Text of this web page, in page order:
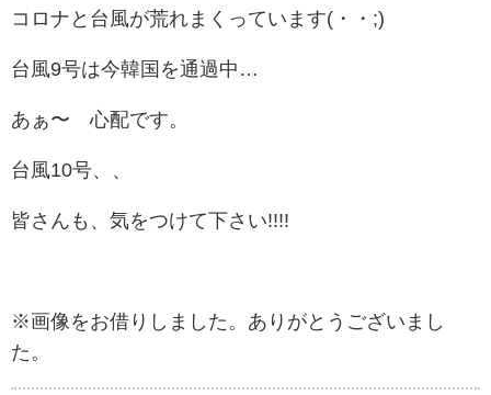
コロナと台風が荒れまくっています(・・;)
台風9号は今韓国を通過中…
あぁ〜 心配です。
台風10号、、
皆さんも、気をつけて下さい!!!!
※画像をお借りしました。ありがとうございまし
た。